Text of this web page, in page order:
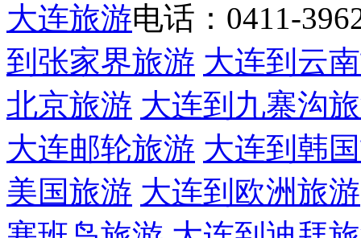
大连旅游电话：0411-
到张家界旅游 大连到云
北京旅游 大连到九寨沟
大连邮轮旅游 大连到韩
美国旅游 大连到欧洲旅游